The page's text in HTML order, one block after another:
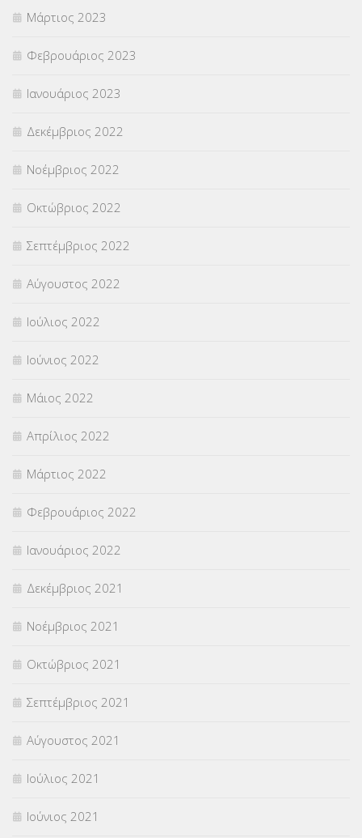
Μάρτιος 2023
Φεβρουάριος 2023
Ιανουάριος 2023
Δεκέμβριος 2022
Νοέμβριος 2022
Οκτώβριος 2022
Σεπτέμβριος 2022
Αύγουστος 2022
Ιούλιος 2022
Ιούνιος 2022
Μάιος 2022
Απρίλιος 2022
Μάρτιος 2022
Φεβρουάριος 2022
Ιανουάριος 2022
Δεκέμβριος 2021
Νοέμβριος 2021
Οκτώβριος 2021
Σεπτέμβριος 2021
Αύγουστος 2021
Ιούλιος 2021
Ιούνιος 2021